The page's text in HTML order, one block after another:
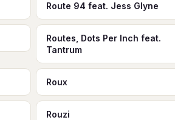
Route 94 feat. Jess Glyne
Routes, Dots Per Inch feat.
Tantrum
Roux
Rouzi